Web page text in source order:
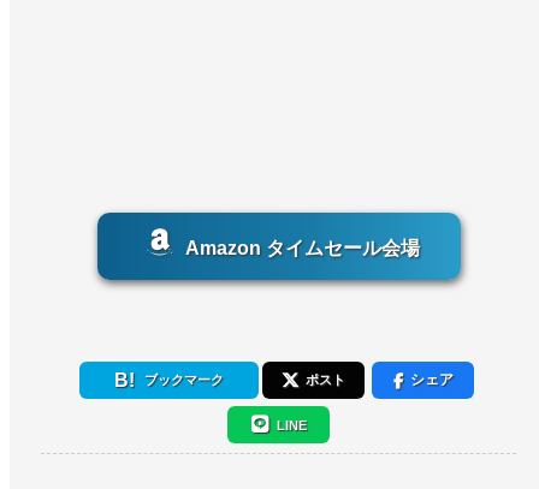
Amazon タイムセール会場
ブックマーク ポスト シェア
LINE